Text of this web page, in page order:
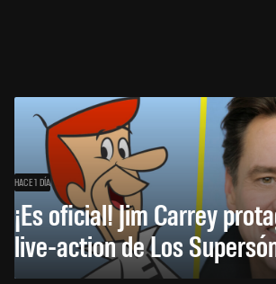
HACE 1 DÍA
¡Es oficial! Jim Carrey
live-action de Los